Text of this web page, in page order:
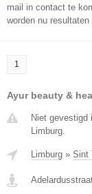
mail in contact te
worden nu
1
Ayur beauty &
Niet gevestigd
Limburg.
Limburg » Sint